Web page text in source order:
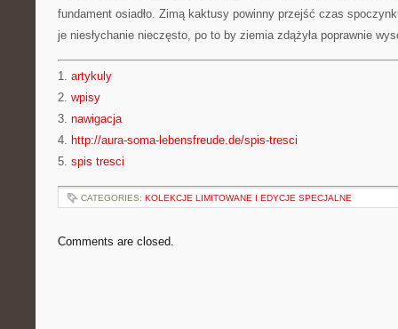
fundament osiadło. Zimą kaktusy powinny przejść czas
je niesłychanie nieczęsto, po to by ziemia zdążyła poprawnie
1. artykuly
2. wpisy
3. nawigacja
4. http://aura-soma-lebensfreude.de/spis-tresci
5. spis tresci
CATEGORIES: KOLEKCJE LIMITOWANE I EDYCJE SPECJALNE
Comments are closed.